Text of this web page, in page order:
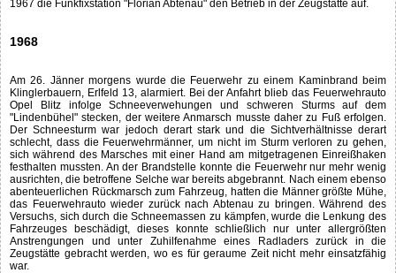
1967 die Funkfixstation "Florian Abtenau" den Betrieb in der Zeugstätte auf.
1968
Am 26. Jänner morgens wurde die Feuerwehr zu einem Kaminbrand beim
Klinglerbauern, Erlfeld 13, alarmiert. Bei der Anfahrt blieb das Feuerwehrauto
Opel Blitz infolge Schneeverwehungen und schweren Sturms auf dem
"Lindenbühel" stecken, der weitere Anmarsch musste daher zu Fuß erfolgen.
Der Schneesturm war jedoch derart stark und die Sichtverhältnisse derart
schlecht, dass die Feuerwehrmänner, um nicht im Sturm verloren zu gehen,
sich während des Marsches mit einer Hand am mitgetragenen Einreißhaken
festhalten mussten. An der Brandstelle konnte die Feuerwehr nur mehr wenig
ausrichten, die betroffene Selche war bereits abgebrannt. Nach einem ebenso
abenteuerlichen Rückmarsch zum Fahrzeug, hatten die Männer größte Mühe,
das Feuerwehrauto wieder zurück nach Abtenau zu bringen. Während des
Versuchs, sich durch die Schneemassen zu kämpfen, wurde die Lenkung des
Fahrzeuges beschädigt, dieses konnte schließlich nur unter allergrößten
Anstrengungen und unter Zuhilfenahme eines Radladers zurück in die
Zeugstätte gebracht werden, wo es für geraume Zeit nicht mehr einsatzfähig
war.